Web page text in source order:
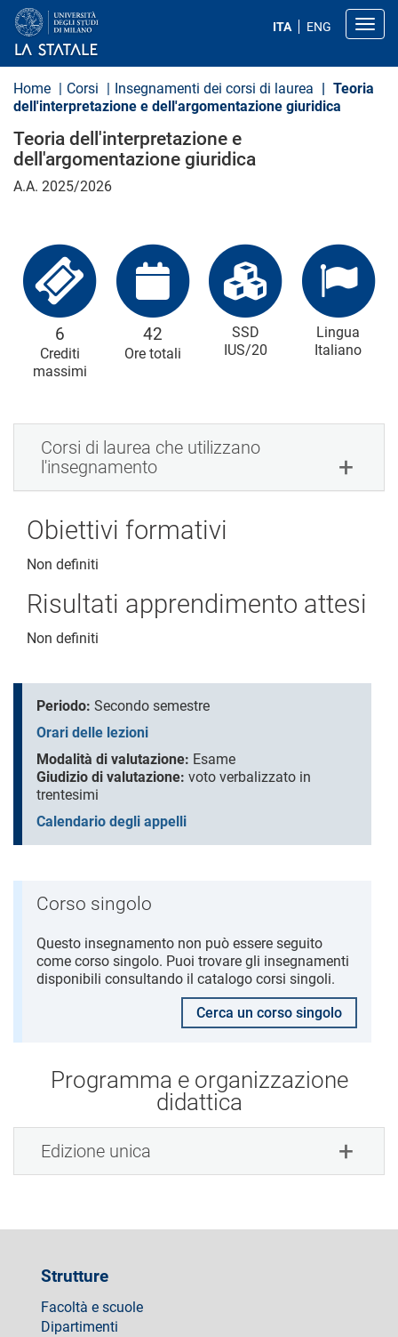
a
ITA ENG
Home Corsi Insegnamenti dei corsi di laurea
Teoria
dell'interpretazione e dell'argomentazione giuridica
Teoria dell'interpretazione e
dell'argomentazione giuridica
A.A. 2025/2026
6
Crediti
massimi
42
Ore totali
SSD
IUS/20
Lingua
Italiano
Corsi di laurea che utilizzano
l'insegnamento
Obiettivi formativi
Non definiti
Risultati apprendimento attesi
Non definiti
Periodo: Secondo semestre
Orari delle lezioni
Modalità di valutazione: Esame
Giudizio di valutazione: voto verbalizzato in
trentesimi
Calendario degli appelli
Corso singolo
Questo insegnamento non può essere seguito
come corso singolo. Puoi trovare gli insegnamenti
disponibili consultando il catalogo corsi singoli.
Cerca un corso singolo
Programma e organizzazione
didattica
Edizione unica
Strutture
Facoltà e scuole
Dipartimenti